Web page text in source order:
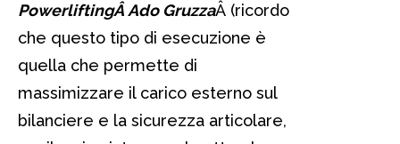
PowerliftingÂ Ado GruzzaÂ (ricordo
che questo tipo di esecuzione è
quella che permette di
massimizzare il carico esterno sul
bilanciere e la sicurezza articolare,